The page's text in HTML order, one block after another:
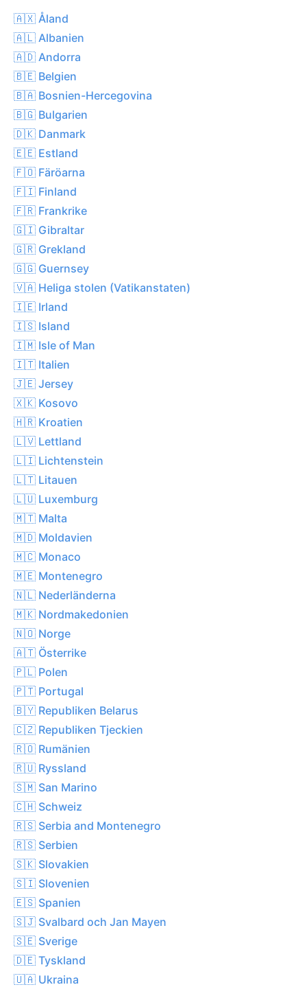
🇦🇽 Åland
🇦🇱 Albanien
🇦🇩 Andorra
🇧🇪 Belgien
🇧🇦 Bosnien-Hercegovina
🇧🇬 Bulgarien
🇩🇰 Danmark
🇪🇪 Estland
🇫🇴 Färöarna
🇫🇮 Finland
🇫🇷 Frankrike
🇬🇮 Gibraltar
🇬🇷 Grekland
🇬🇬 Guernsey
🇻🇦 Heliga stolen (Vatikanstaten)
🇮🇪 Irland
🇮🇸 Island
🇮🇲 Isle of Man
🇮🇹 Italien
🇯🇪 Jersey
🇽🇰 Kosovo
🇭🇷 Kroatien
🇱🇻 Lettland
🇱🇮 Lichtenstein
🇱🇹 Litauen
🇱🇺 Luxemburg
🇲🇹 Malta
🇲🇩 Moldavien
🇲🇨 Monaco
🇲🇪 Montenegro
🇳🇱 Nederländerna
🇲🇰 Nordmakedonien
🇳🇴 Norge
🇦🇹 Österrike
🇵🇱 Polen
🇵🇹 Portugal
🇧🇾 Republiken Belarus
🇨🇿 Republiken Tjeckien
🇷🇴 Rumänien
🇷🇺 Ryssland
🇸🇲 San Marino
🇨🇭 Schweiz
🇷🇸 Serbia and Montenegro
🇷🇸 Serbien
🇸🇰 Slovakien
🇸🇮 Slovenien
🇪🇸 Spanien
🇸🇯 Svalbard och Jan Mayen
🇸🇪 Sverige
🇩🇪 Tyskland
🇺🇦 Ukraina